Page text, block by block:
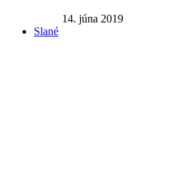
14. júna 2019
Slané